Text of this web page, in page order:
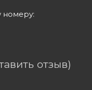
номеру:
отзыв)